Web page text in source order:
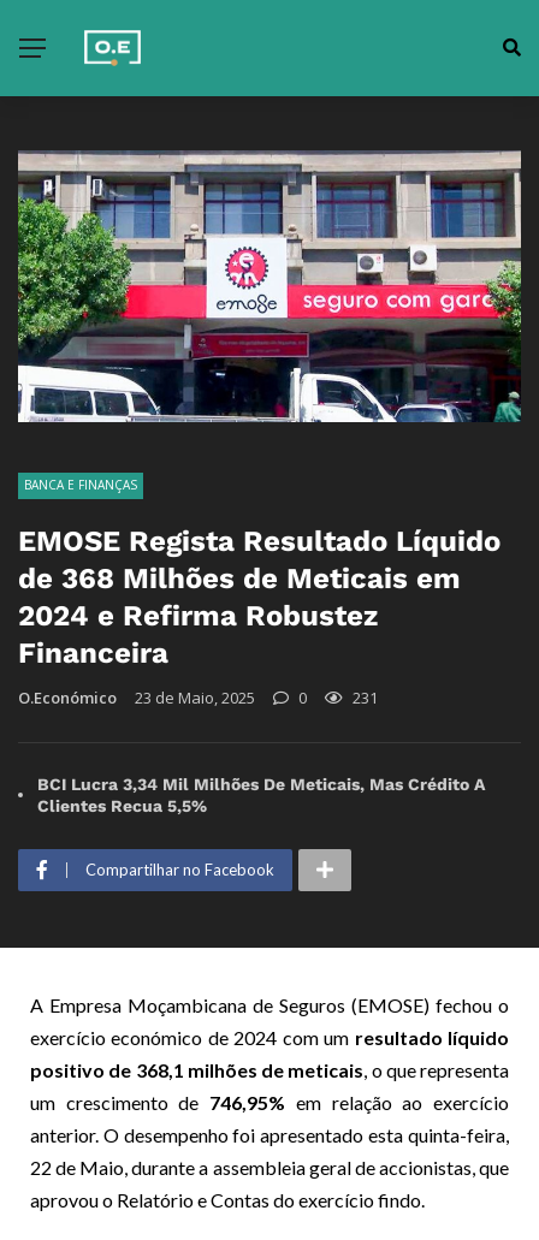
BANCA E FINANÇAS
EMOSE Regista Resultado Líquido
de 368 Milhões de Meticais em
2024 e Refirma Robustez
Financeira
O.Económico 23 de Maio, 2025 0 231
BCI Lucra 3,34 Mil Milhões De Meticais, Mas Crédito A
Clientes Recua 5,5%
Compartilhar no Facebook
A Empresa Moçambicana de Seguros (EMOSE) fechou o
exercício económico de 2024 com um resultado líquido
positivo de 368,1 milhões de meticais, o que representa
um crescimento de 746,95% em relação ao exercício
anterior. O desempenho foi apresentado esta quinta-feira,
22 de Maio, durante a assembleia geral de accionistas, que
aprovou o Relatório e Contas do exercício findo.